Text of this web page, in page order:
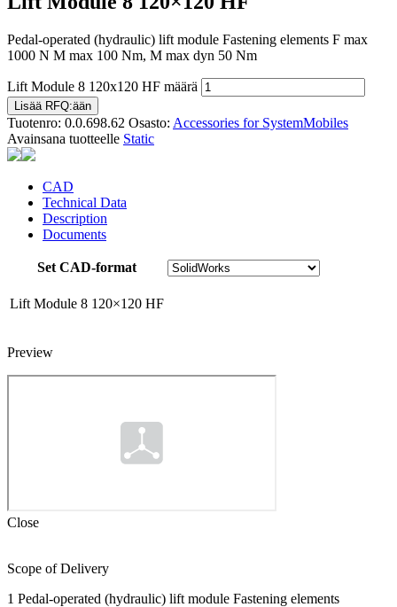
Pedal-operated (hydraulic) lift module Fastening elements F max
1000 N M max 100 Nm, M max dyn 50 Nm
Lift Module 8 120x120 HF määrä
Lisää RFQ:ään
Tuotenro: 0.0.698.62 Osasto: Accessories for SystemMobiles
Avainsana tuotteelle Static
CAD
Technical Data
Description
Documents
Set CAD-format
Lift Module 8 120×120 HF
Preview
Close
Scope of Delivery
1 Pedal-operated (hydraulic) lift module Fastening elements